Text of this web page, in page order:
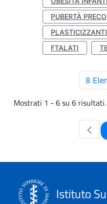
PUBERTÀ
PLASTICIZZANTI
FTALATI
8
Mostrati 1 - 6 su 6 risultati.
Istituto